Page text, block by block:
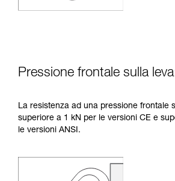
Pressione frontale sulla
La resistenza ad una pressione frontale
superiore a 1 kN per le versioni CE e
le versioni ANSI.